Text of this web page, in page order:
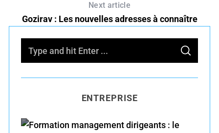
Next article
Gozirav : Les nouvelles adresses à connaître
f
S
A
C
ENTREPRISE